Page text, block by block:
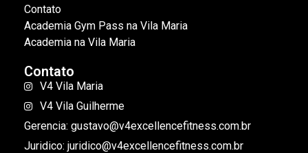
Contato
Academia Gym Pass na Vila Maria
Academia na Vila Maria
Contato
V4 Vila Maria
V4 Vila Guilherme
Gerencia: gustavo@v4excellencefitness.com.br
Juridico: juridico@v4excellencefitness.com.br